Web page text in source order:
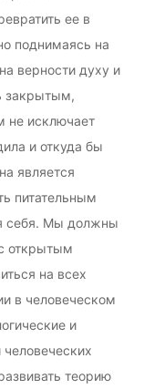
ее в
поднимаясь на
верности духу и
закрытым,
не исключает
и откуда бы
является
питательным
себя. Мы должны
открытым
на всех
в человеческом
и
теорию